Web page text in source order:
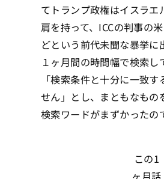
てトランプ政権はイスラエ
肩を持って、ICCの判事の
どという前代未聞な暴挙に
１ヶ月間の時間幅で検索
「検索条件と十分に一致
せん」とし、まともなもの
検索ワードがまずかったの
この1
ヶ月話